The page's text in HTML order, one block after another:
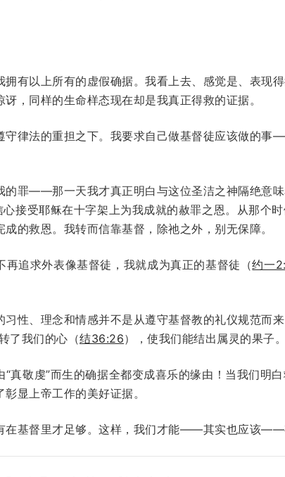
有以上所有的虚假确据。我看上去、感觉是、表现
，同样的生命样态现在却是我真正得救的证据。
守律法的重担之下。我要求自己做基督徒应该做的
的罪——那一天我才真正明白与这位圣洁之神隔绝意
心接受耶稣在十字架上为我成就的赦罪之恩。从那个
的救恩。我转而信靠基督，除祂之外，别无保障。
再追求外表像基督徒，我就成为真正的基督徒（约一
性、理念和情感并不是从遵守基督教的礼仪规范而
了我们的心（结36:26），使我们能结出属灵的果子。
真敬虔”而生的确据全都变成喜乐的缘由！当我们明
显上帝工作的美好证据。
在基督里才足够。这样，我们才能——其实也应该——